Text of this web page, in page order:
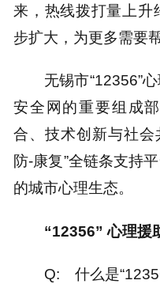
来，热线拨打量上升
步扩大，为更多需要
无锡市“12356”
安全网的重要组成
合、技术创新与社会
防-康复”全链条支持
的城市心理生态。
“12356” 心理援
Q: 什么是